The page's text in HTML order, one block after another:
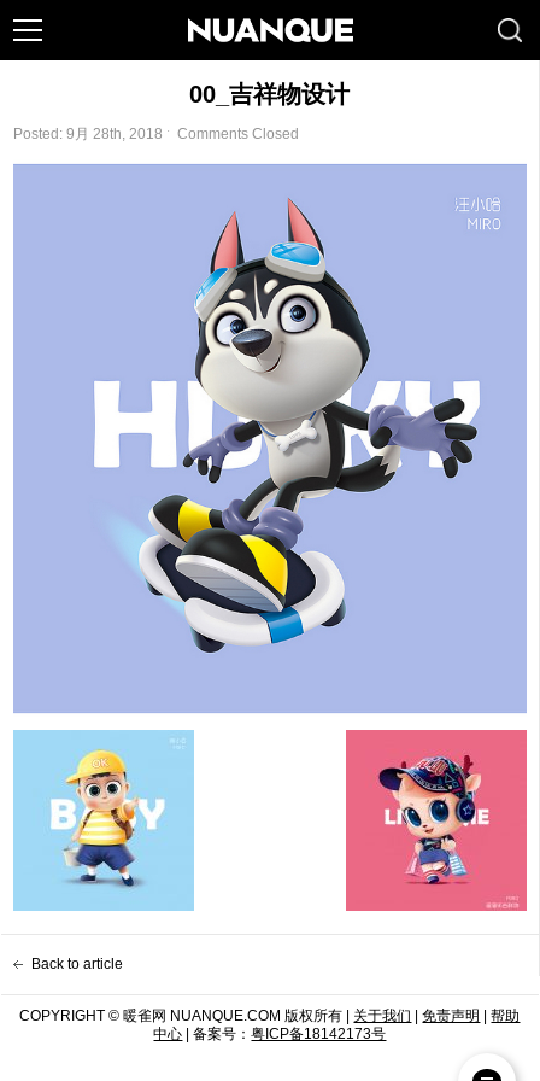
00_吉祥物设计
Posted: 9月 28th, 2018 ˑ Comments Closed
Back to article
COPYRIGHT © 暖雀网 NUANQUE.COM 版权所有 | 关于我们 |免责声明 |帮助
中心 | 备案号：粤ICP备18142173号